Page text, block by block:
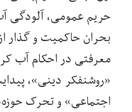
حریم‌ عمومی، آلودگی
بحران حاکمیت و گذار
معرفتی در احکام آب
«روشنفکر دینی»،
اجتماعی» و تحرک